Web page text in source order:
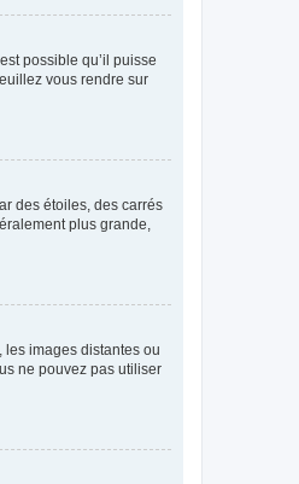
possible qu’il puisse
vous rendre sur
des étoiles, des carrés
plus grande,
les images distantes ou
ne pouvez pas utiliser